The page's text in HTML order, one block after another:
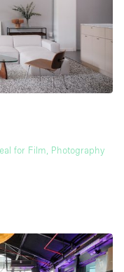
for Film, Photography